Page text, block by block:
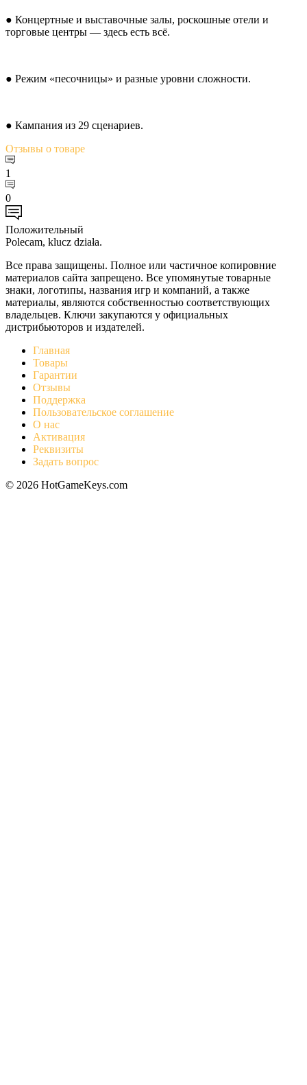
● Концертные и выставочные залы, роскошные отели и
торговые центры — здесь есть всё.
● Режим «песочницы» и разные уровни сложности.
● Кампания из 29 сценариев.
Отзывы о товаре
1
0
Положительный
Polecam, klucz działa.
Все права защищены. Полное или частичное копировние
материалов сайта запрещено. Все упомянутые товарные
знаки, логотипы, названия игр и компаний, а также
материалы, являются собственностью соответствующих
владельцев. Ключи закупаются у официальных
дистрибьюторов и издателей.
Главная
Товары
Гарантии
Отзывы
Поддержка
Пользовательское соглашение
О нас
Активация
Реквизиты
Задать вопрос
© 2026 HotGameKeys.com